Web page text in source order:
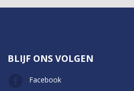
BLIJF ONS VOLGEN
Facebook